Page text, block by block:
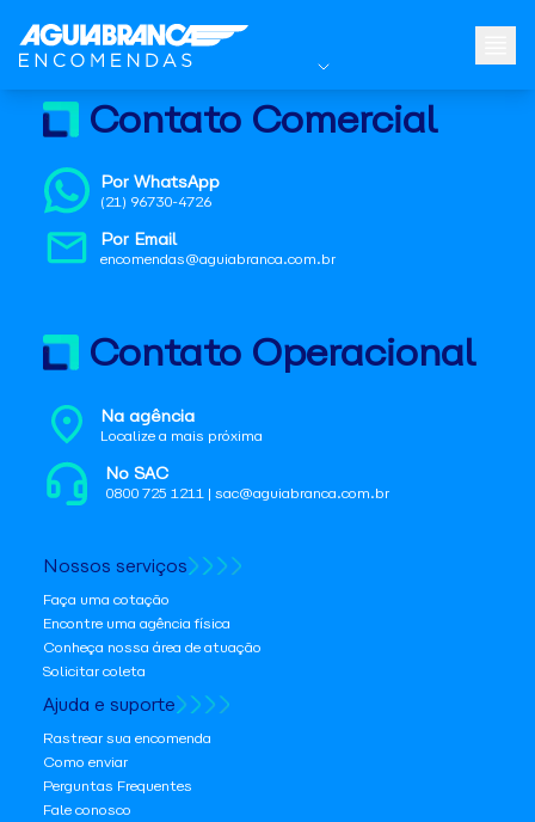
Contato Comercial
Por WhatsApp
(21) 96730-4726
Por Email
encomendas@aguiabranca.com.br
Contato Operacional
Na agência
Localize a mais próxima
No SAC
0800 725 1211 | sac@aguiabranca.com.br
Nossos serviços
Faça uma cotação
Encontre uma agência física
Conheça nossa área de atuação
Solicitar coleta
Ajuda e suporte
Rastrear sua encomenda
Como enviar
Perguntas Frequentes
Fale conosco